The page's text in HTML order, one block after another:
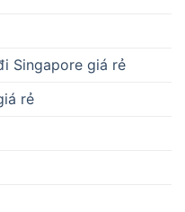
Singapore giá rẻ
rẻ